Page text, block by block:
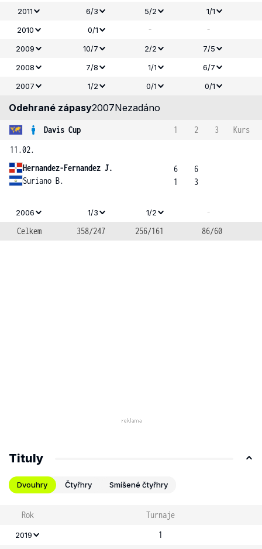
2011
6/3 5/2
1/1
2010
0/1 - -
2009 10/7 2/2
7/5
2008
7/8 1/1
6/7
2007
1/2 0/1 0/1
Odehrané zápasy2007Nezadáno
Davis Cup 1 2 3
Kurs
11.02.
Hernandez-Fernandez J.
Suriano B.
6
1
6
3
2006 1/3 1/2
-
Celkem
358/247 256/161 86/60
Tituly
Dvouhry Čtyřhry Smíšené čtyřhry
Rok Turnaje
2019 1